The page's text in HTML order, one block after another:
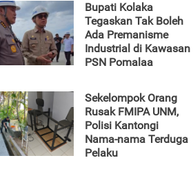
Bupati Kolaka
Tegaskan Tak Boleh
Ada Premanisme
Industrial di Kawasan
PSN Pomalaa
Sekelompok Orang
Rusak FMIPA UNM,
Polisi Kantongi
Nama-nama Terduga
Pelaku